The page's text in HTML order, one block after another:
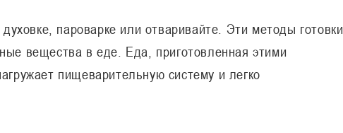
пароварке или отваривайте. Эти методы готовки
вещества в еде. Еда, приготовленная этими
пищеварительную систему и легко